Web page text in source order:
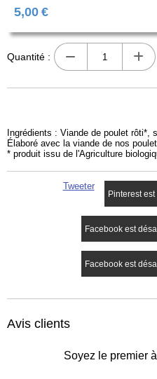
5,00 €
Quantité :
Ingrédients : Viande de poulet rôti*,
Élaboré avec la viande de nos
* produit issu de l'Agriculture
Tweeter
Pinterest
Facebook est
Facebook est
Avis clients
Soyez le premier